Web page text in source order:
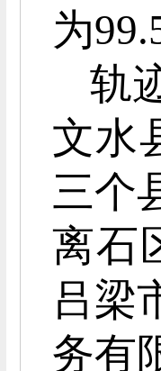
为
轨
文水
三个
离石
吕梁
务有